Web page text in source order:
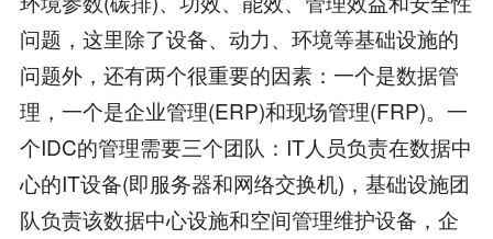
问题，这里除了设备、动力、环境等基础设施的
问题外，还有两个很重要的因素：一个是数据管
理，一个是企业管理(ERP)和现场管理(FRP)。一
个IDC的管理需要三个团队：IT人员负责在数据中
心的IT设备(即服务器和网络交换机)，基础设施团
队负责该数据中心设施和空间管理维护设备，企